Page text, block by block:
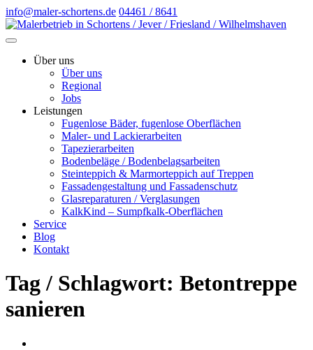
info@maler-schortens.de 04461 / 8641
Über uns
Über uns
Regional
Jobs
Leistungen
Fugenlose Bäder, fugenlose Oberflächen
Maler- und Lackierarbeiten
Tapezierarbeiten
Bodenbeläge / Bodenbelagsarbeiten
Steinteppich & Marmorteppich auf Treppen
Fassadengestaltung und Fassadenschutz
Glasreparaturen / Verglasungen
KalkKind – Sumpfkalk-Oberflächen
Service
Blog
Kontakt
Tag / Schlagwort: Betontreppe
sanieren